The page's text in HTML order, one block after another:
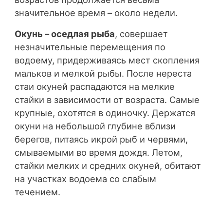
значительное время – около недели.
Окунь – оседлая рыба, совершает
незначительные перемещения по
водоему, придерживаясь мест скопления
мальков и мелкой рыбы. После нереста
стаи окуней распадаются на мелкие
стайки в зависимости от возраста. Самые
крупные, охотятся в одиночку. Держатся
окуни на небольшой глубине вблизи
берегов, питаясь икрой рыб и червями,
смываемыми во время дождя. Летом,
стайки мелких и средних окуней, обитают
на участках водоема со слабым
течением.